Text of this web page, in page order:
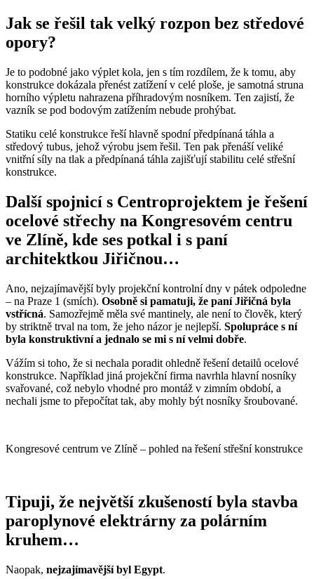
Jak se řešil tak velký rozpon bez středové
opory?
Je to podobné jako výplet kola, jen s tím rozdílem, že k tomu, aby
konstrukce dokázala přenést zatížení v celé ploše, je samotná struna
horního výpletu nahrazena příhradovým nosníkem. Ten zajistí, že
vazník se pod bodovým zatížením nebude prohýbat.
Statiku celé konstrukce řeší hlavně spodní předpínaná táhla a
středový tubus, jehož výrobu jsem řešil. Ten pak přenáší veliké
vnitřní síly na tlak a předpínaná táhla zajišťují stabilitu celé střešní
konstrukce.
Další spojnicí s Centroprojektem je řešení
ocelové střechy na Kongresovém centru
ve Zlíně, kde ses potkal i s paní
architektkou Jiřičnou…
Ano, nejzajímavější byly projekční kontrolní dny v pátek odpoledne
– na Praze 1 (smích). Osobně si pamatuji, že paní Jiřičná byla
vstřícná. Samozřejmě měla své mantinely, ale není to člověk, který
by striktně trval na tom, že jeho názor je nejlepší. Spolupráce s ní
byla konstruktivní a jednalo se mi s ní velmi dobře.
Vážím si toho, že si nechala poradit ohledně řešení detailů ocelové
konstrukce. Například jiná projekční firma navrhla hlavní nosníky
svařované, což nebylo vhodné pro montáž v zimním období, a
nechali jsme to přepočítat tak, aby mohly být nosníky šroubované.
Kongresové centrum ve Zlíně – pohled na řešení střešní konstrukce
Tipuji, že největší zkušeností byla stavba
paroplynové elektrárny za polárním
kruhem…
Naopak, nejzajímavější byl Egypt.